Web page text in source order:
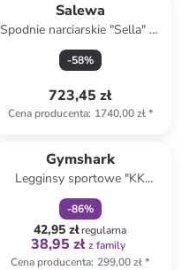
Salewa
Spodnie narciarskie "Sella" w
kolorze jasnoróżowym
-58%
723,45 zł
Cena producenta: 1740,00 zł*
Gymshark
Legginsy sportowe "KK
Twins" w kolorze
pomarańczowym
-86%
42,95 złregularna
38,95 zł z family
Cena producenta: 299,00 zł*